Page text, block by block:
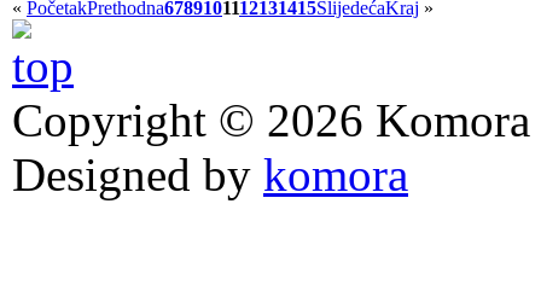
« PočetakPrethodna6789101112131415SlijedećaKraj »
Copyright © 2026 Komora
Designed by komora